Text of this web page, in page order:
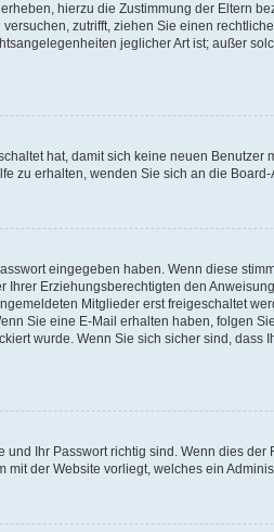
hierzu die Zustimmung der Eltern
zutrifft, ziehen Sie einen
jeglicher Art ist; außer
hat, damit sich keine neuen
zu erhalten, wenden Sie sich an die
eingegeben haben. Wenn diese
Erziehungsberechtigten den
Mitglieder erst freigeschaltet
Sie eine E-Mail erhalten haben, folgen
wurde. Wenn Sie sich sicher sind,
Ihr Passwort richtig sind. Wenn dies
der Website vorliegt, welches ein